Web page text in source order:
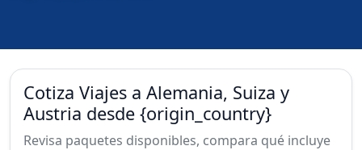
Cotiza Viajes a Alemania, Suiza y
Austria desde {origin_country}
Revisa paquetes disponibles, compara qué incluye